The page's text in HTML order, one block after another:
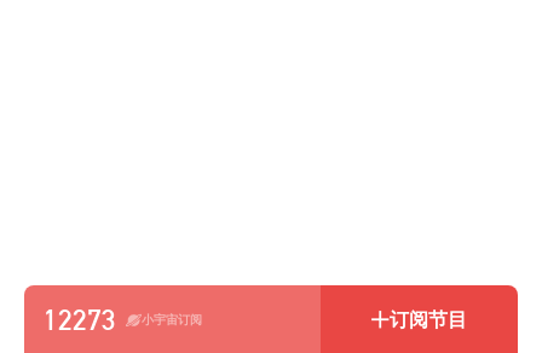
12273 小宇宙订阅 订阅节目